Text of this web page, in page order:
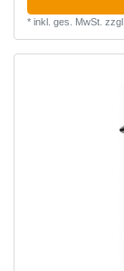
* inkl. ges. MwSt. zzgl.